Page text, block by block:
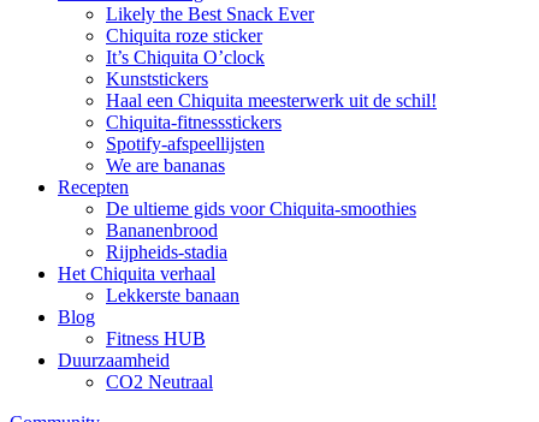
Likely the Best Snack Ever
Chiquita roze sticker
It’s Chiquita O’clock
Kunststickers
Haal een Chiquita meesterwerk uit de schil!
Chiquita-fitnessstickers
Spotify-afspeellijsten
We are bananas
Recepten
De ultieme gids voor Chiquita-smoothies
Bananenbrood
Rijpheids-stadia
Het Chiquita verhaal
Lekkerste banaan
Blog
Fitness HUB
Duurzaamheid
CO2 Neutraal